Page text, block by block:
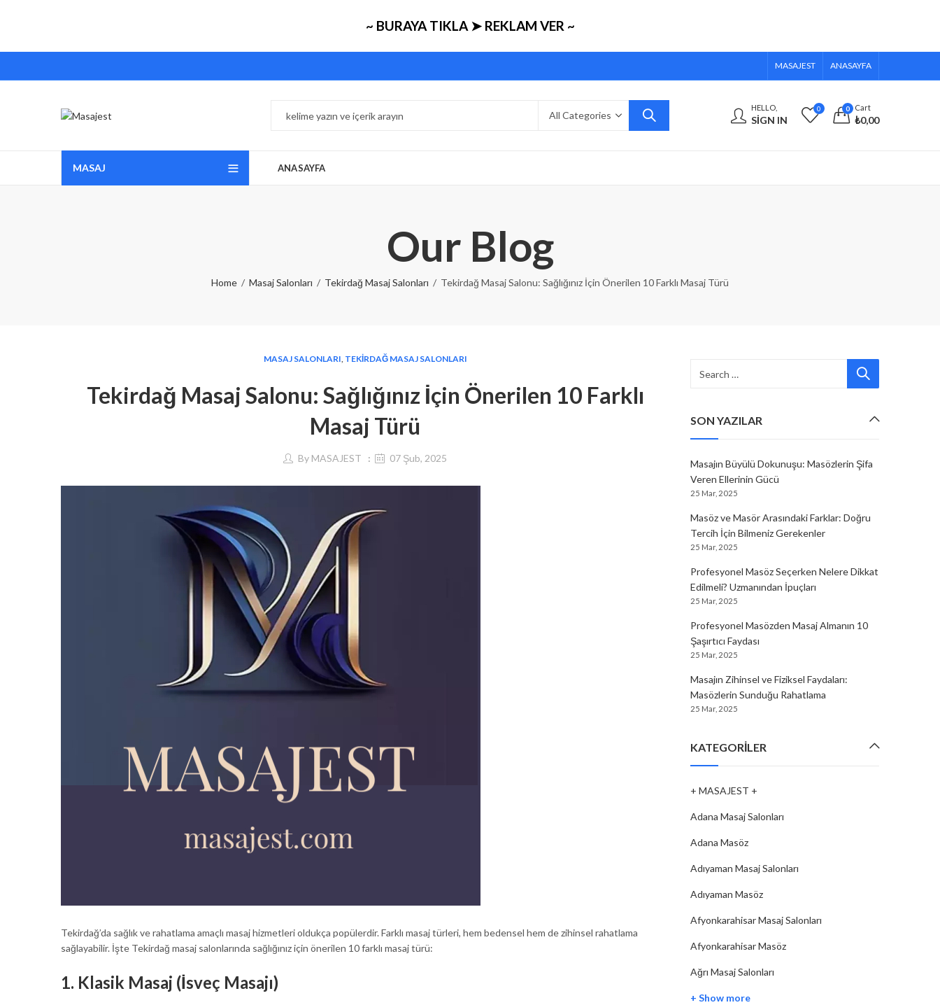
~ BURAYA TIKLA ➤ REKLAM VER ~
MASAJEST ANASAYFA
HELLO,
SIGN IN
0 0 Cart
₺0,00
MASAJ ANASAYFA
Our Blog
Home Masaj Salonları Tekirdağ Masaj Salonları Tekirdağ Masaj Salonu: Sağlığınız İçin Önerilen 10 Farklı Masaj Türü
MASAJ SALONLARI, TEKIRDAĞ MASAJ SALONLARI
Tekirdağ Masaj Salonu: Sağlığınız İçin Önerilen 10 Farklı
Masaj Türü
By MASAJEST 07 Şub, 2025
Tekirdağ’da sağlık ve rahatlama amaçlı masaj hizmetleri oldukça popülerdir. Farklı masaj türleri, hem bedensel hem de zihinsel rahatlama
sağlayabilir. İşte Tekirdağ masaj salonlarında sağlığınız için önerilen 10 farklı masaj türü:
1. Klasik Masaj (İsveç Masajı)
SON YAZILAR
Masajın Büyülü Dokunuşu: Masözlerin Şifa
Veren Ellerinin Gücü
25 Mar, 2025
Masöz ve Masör Arasındaki Farklar: Doğru
Tercih İçin Bilmeniz Gerekenler
25 Mar, 2025
Profesyonel Masöz Seçerken Nelere Dikkat
Edilmeli? Uzmanından İpuçları
25 Mar, 2025
Profesyonel Masözden Masaj Almanın 10
Şaşırtıcı Faydası
25 Mar, 2025
Masajın Zihinsel ve Fiziksel Faydaları:
Masözlerin Sunduğu Rahatlama
25 Mar, 2025
KATEGORILER
+ MASAJEST +
Adana Masaj Salonları
Adana Masöz
Adıyaman Masaj Salonları
Adıyaman Masöz
Afyonkarahisar Masaj Salonları
Afyonkarahisar Masöz
Ağrı Masaj Salonları
+ Show more